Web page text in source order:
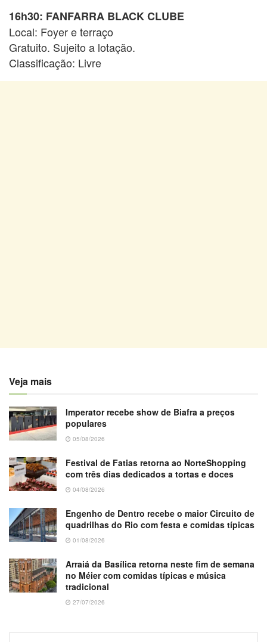
16h30: FANFARRA BLACK CLUBE
Local: Foyer e terraço
Gratuito. Sujeito a lotação.
Classificação: Livre
Veja mais
Imperator recebe show de Biafra a preços
populares
05/08/2026
Festival de Fatias retorna ao NorteShopping
com três dias dedicados a tortas e doces
04/08/2026
Engenho de Dentro recebe o maior Circuito de
quadrilhas do Rio com festa e comidas típicas
01/08/2026
Arraiá da Basílica retorna neste fim de semana
no Méier com comidas típicas e música
tradicional
27/07/2026